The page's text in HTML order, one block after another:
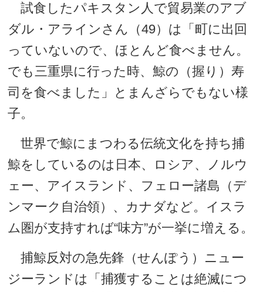
試食したパキスタン人で貿易業のアブ
ダル・アラインさん（49）は「町に出回
っていないので、ほとんど食べません。
でも三重県に行った時、鯨の（握り）寿
司を食べました」とまんざらでもない様
子。
世界で鯨にまつわる伝統文化を持ち捕
鯨をしているのは日本、ロシア、ノルウ
ェー、アイスランド、フェロー諸島（デ
ンマーク自治領）、カナダなど。イスラ
ム圏が支持すれば“味方”が一挙に増える。
捕鯨反対の急先鋒（せんぽう）ニュー
ジーランドは「捕獲することは絶滅につ